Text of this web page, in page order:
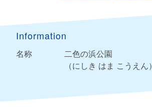
Information
名称
二色の浜公園
（にしき はま こうえん）